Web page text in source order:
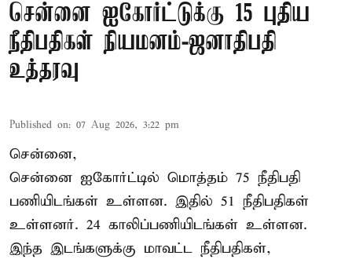
சென்னை ஐகோர்ட்டுக்கு 15 புதிய
நீதிபதிகள் நியமனம்-ஜனாதிபதி
உத்தரவு
Published on: 07 Aug 2026, 3:22 pm
சென்னை,
சென்னை ஐகோர்ட்டில் மொத்தம் 75 நீதிபதி
பணியிடங்கள் உள்ளன. இதில் 51 நீதிபதிகள்
உள்ளனர். 24 காலிப்பணியிடங்கள் உள்ளன.
இந்த இடங்களுக்கு மாவட்ட நீதிபதிகள்,